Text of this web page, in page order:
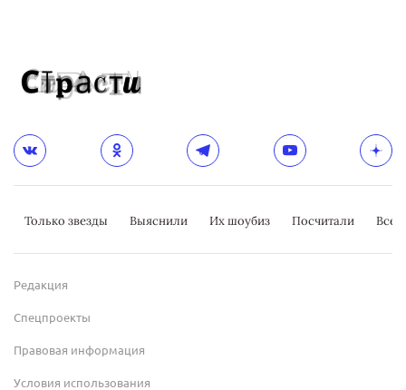
Только звезды Выяснили Их шоубиз Посчитали
Редакция
Спецпроекты
Правовая информация
Условия использования